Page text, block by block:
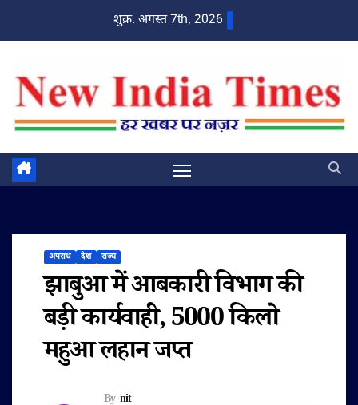
शुक्र. अगस्त 7th, 2026
अपराध देश राज्य
झाबुआ में आबकारी विभाग की
बड़ी कार्यवाही, 5000 किलो
महुआ लहान जप्त
By nit